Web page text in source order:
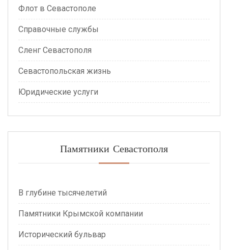
Флот в Севастополе
Справочные службы
Сленг Севастополя
Севастопольская жизнь
Юридические услуги
Памятники Севастополя
В глубине тысячелетий
Памятники Крымской компании
Исторический бульвар